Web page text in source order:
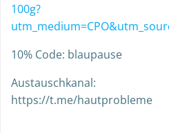
100g?
10% Code: blaupause
Austauschkanal:
https://t.me/hautprobleme